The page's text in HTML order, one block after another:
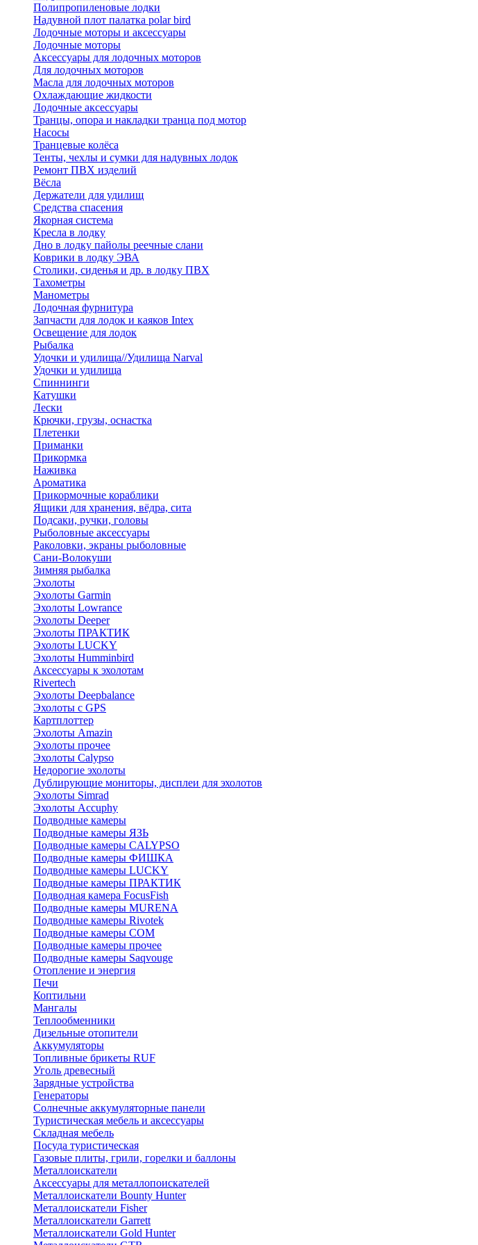
Полипропиленовые лодки
Надувной плот палатка polar bird
Лодочные моторы и аксессуары
Лодочные моторы
Аксессуары для лодочных моторов
Для лодочных моторов
Масла для лодочных моторов
Охлаждающие жидкости
Лодочные аксессуары
Транцы, опора и накладки транца под мотор
Насосы
Транцевые колёса
Тенты, чехлы и сумки для надувных лодок
Ремонт ПВХ изделий
Вёсла
Держатели для удилищ
Средства спасения
Якорная система
Кресла в лодку
Дно в лодку пайолы реечные слани
Коврики в лодку ЭВА
Столики, сиденья и др. в лодку ПВХ
Тахометры
Манометры
Лодочная фурнитура
Запчасти для лодок и каяков Intex
Освещение для лодок
Рыбалка
Удочки и удилища//Удилища Narval
Удочки и удилища
Спиннинги
Катушки
Лески
Крючки, грузы, оснастка
Плетенки
Приманки
Прикормка
Наживка
Ароматика
Прикормочные кораблики
Ящики для хранения, вёдра, сита
Подсаки, ручки, головы
Рыболовные аксессуары
Раколовки, экраны рыболовные
Сани-Волокуши
Зимняя рыбалка
Эхолоты
Эхолоты Garmin
Эхолоты Lowrance
Эхолоты Deeper
Эхолоты ПРАКТИК
Эхолоты LUCKY
Эхолоты Humminbird
Аксессуары к эхолотам
Rivertech
Эхолоты Deepbalance
Эхолоты с GPS
Картплоттер
Эхолоты Amazin
Эхолоты прочее
Эхолоты Calypso
Недорогие эхолоты
Дублирующие мониторы, дисплеи для эхолотов
Эхолоты Simrad
Эхолоты Accuphy
Подводные камеры
Подводные камеры ЯЗЬ
Подводные камеры CALYPSO
Подводные камеры ФИШКА
Подводные камеры LUCKY
Подводные камеры ПРАКТИК
Подводная камера FocusFish
Подводные камеры MURENA
Подводные камеры Rivotek
Подводные камеры СОМ
Подводные камеры прочее
Подводные камеры Saqvouge
Отопление и энергия
Печи
Коптильни
Мангалы
Теплообменники
Дизельные отопители
Аккумуляторы
Топливные брикеты RUF
Уголь древесный
Зарядные устройства
Генераторы
Солнечные аккумуляторные панели
Туристическая мебель и аксессуары
Складная мебель
Посуда туристическая
Газовые плиты, грили, горелки и баллоны
Металлоискатели
Аксессуары для металлопоискателей
Металлоискатели Bounty Hunter
Металлоискатели Fisher
Металлоискатели Garrett
Металлоискатели Gold Hunter